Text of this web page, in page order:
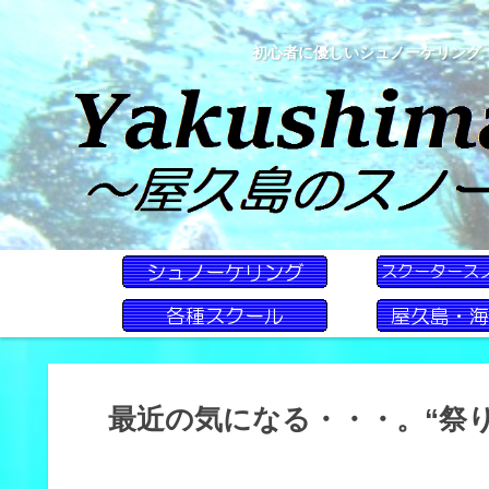
初心者に優しいシュノーケリン
最近の気になる・・・。“祭